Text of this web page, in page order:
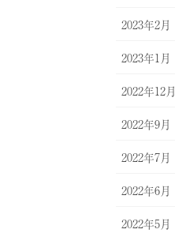
2023年2月
2023年1月
2022年12月
2022年9月
2022年7月
2022年6月
2022年5月